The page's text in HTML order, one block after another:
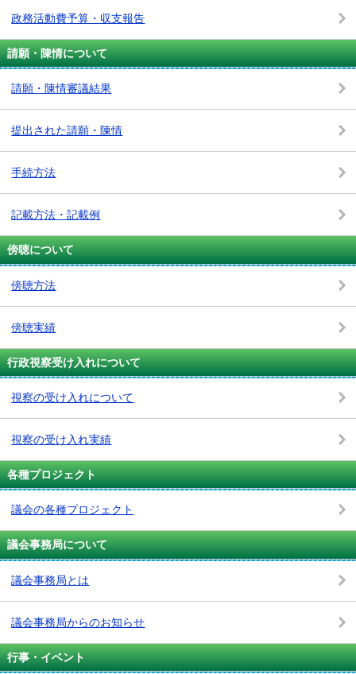
政務活動費予算・収支報告
請願・陳情について
請願・陳情審議結果
提出された請願・陳情
手続方法
記載方法・記載例
傍聴について
傍聴方法
傍聴実績
行政視察受け入れについて
視察の受け入れについて
視察の受け入れ実績
各種プロジェクト
議会の各種プロジェクト
議会事務局について
議会事務局とは
議会事務局からのお知らせ
行事・イベント